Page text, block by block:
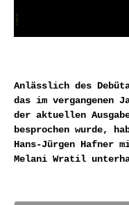
Anlässlich des
das im vergangenen
der aktuellen Ausgabe
besprochen wurde,
Hans-Jürgen Hafner
Melani Wratil